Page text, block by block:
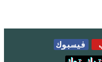
فيسبوك